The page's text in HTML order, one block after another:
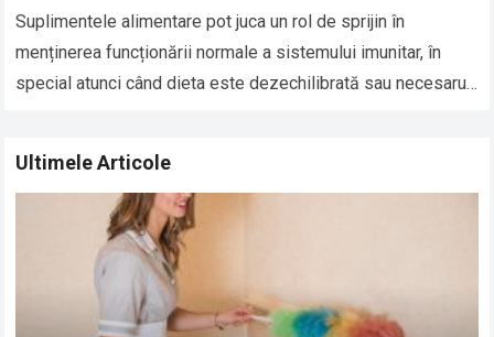
Suplimentele alimentare pot juca un rol de sprijin în
menținerea funcționării normale a sistemului imunitar, în
special atunci când dieta este dezechilibrată sau necesarul
Ultimele Articole